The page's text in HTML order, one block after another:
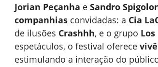
Jorian Peçanha e Sandro
companhias convidadas: a Cia
de ilusões Crashhh, e o grupo Los
espetáculos, o festival oferece
estimulando a interação do